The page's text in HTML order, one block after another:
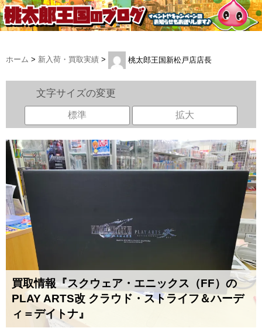
ホーム > 新入荷・買取実績 > 桃太郎王国新松戸店店長
文字サイズの変更
標準 拡大
買取情報『スクウェア・エニックス（FF）の
PLAY ​ARTS改 ​クラウド・ストライフ＆ハーデ
ィ＝デイトナ』